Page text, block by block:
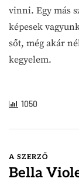
vinni. Egy más
képesek
sőt, még akár
kegyelem.
1050
A SZERZŐ
Bella